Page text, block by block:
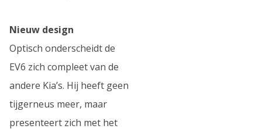
Nieuw design
Optisch onderscheidt de
EV6 zich compleet van de
andere Kia’s. Hij heeft geen
tijgerneus meer, maar
presenteert zich met het